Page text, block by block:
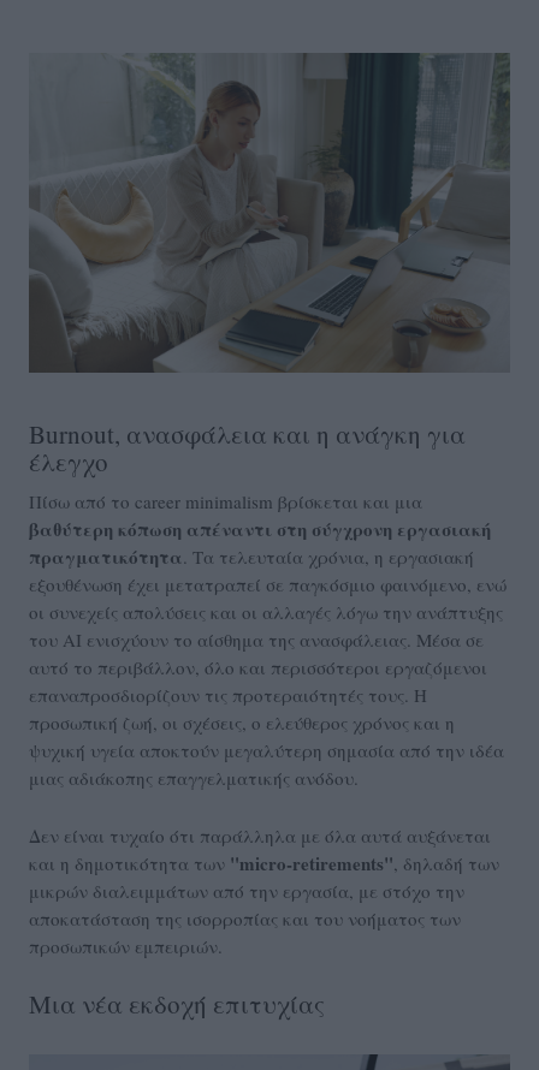
Burnout, ανασφάλεια και η ανάγκη για
έλεγχο
Πίσω από το career minimalism βρίσκεται και μια
βαθύτερη κόπωση απέναντι στη σύγχρονη εργασιακή
πραγματικότητα. Τα τελευταία χρόνια, η εργασιακή
εξουθένωση έχει μετατραπεί σε παγκόσμιο φαινόμενο, ενώ
οι συνεχείς απολύσεις και οι αλλαγές λόγω την ανάπτυξης
του AI ενισχύουν το αίσθημα της ανασφάλειας. Μέσα σε
αυτό το περιβάλλον, όλο και περισσότεροι εργαζόμενοι
επαναπροσδιορίζουν τις προτεραιότητές τους. Η
προσωπική ζωή, οι σχέσεις, ο ελεύθερος χρόνος και η
ψυχική υγεία αποκτούν μεγαλύτερη σημασία από την ιδέα
μιας αδιάκοπης επαγγελματικής ανόδου.
Δεν είναι τυχαίο ότι παράλληλα με όλα αυτά αυξάνεται
και η δημοτικότητα των "micro-retirements", δηλαδή των
μικρών διαλειμμάτων από την εργασία, με στόχο την
αποκατάσταση της ισορροπίας και του νοήματος των
προσωπικών εμπειριών.
Μια νέα εκδοχή επιτυχίας